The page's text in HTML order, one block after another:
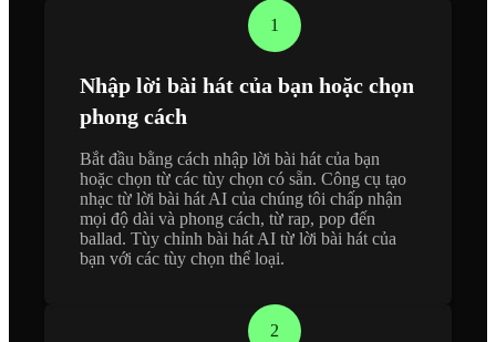
1
Nhập lời bài hát của bạn hoặc chọn
phong cách
Bắt đầu bằng cách nhập lời bài hát của bạn
hoặc chọn từ các tùy chọn có sẵn. Công cụ tạo
nhạc từ lời bài hát AI của chúng tôi chấp nhận
mọi độ dài và phong cách, từ rap, pop đến
ballad. Tùy chỉnh bài hát AI từ lời bài hát của
bạn với các tùy chọn thể loại.
2